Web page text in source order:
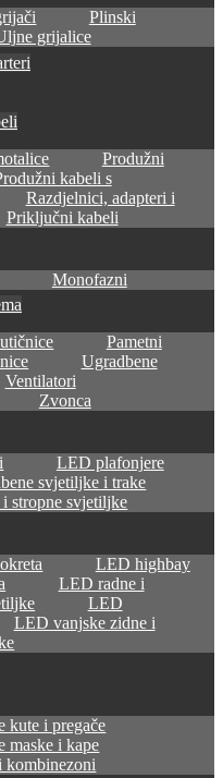
Plinski
grijalice
Produžni
kabeli s
Razdjelnici, adapteri i
Priključni kabeli
Monofazni
Pametni
Ugradbene
Ventilatori
Zvonca
LED plafonjere
svjetiljke i trake
stropne svjetiljke
LED highbay
LED radne i
LED
LED vanjske zidne i
kute i pregače
maske i kape
kombinezoni